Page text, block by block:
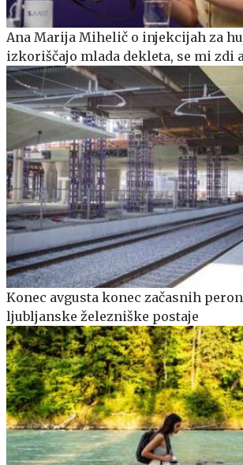
Ana Marija Mihelič o injekcijah za
izkoriščajo mlada dekleta, se mi zdi
Konec avgusta konec začasnih
ljubljanske železniške postaje